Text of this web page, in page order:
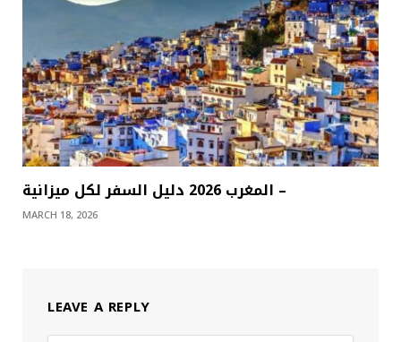
المغرب 2026 دليل السفر لكل ميزانية –
MARCH 18, 2026
LEAVE A REPLY